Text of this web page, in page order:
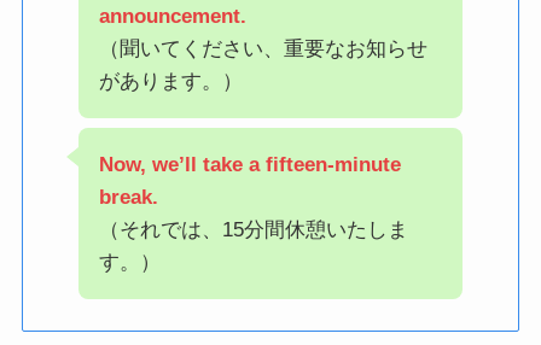
announcement.
（聞いてください、重要なお知らせ
があります。）
Now, we’ll take a fifteen-minute
break.
（それでは、15分間休憩いたしま
す。）